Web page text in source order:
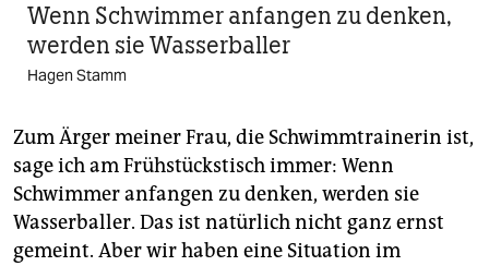
Wenn Schwimmer anfangen zu denken,
werden sie Wasserballer
Hagen Stamm
Zum Ärger meiner Frau, die Schwimmtrainerin ist,
sage ich am Frühstückstisch immer: Wenn
Schwimmer anfangen zu denken, werden sie
Wasserballer. Das ist natürlich nicht ganz ernst
gemeint. Aber wir haben eine Situation im